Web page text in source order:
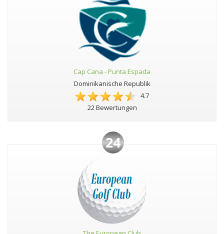
Cap Cana - Punta Espada
Dominikanische Republik
4.7
22 Bewertungen
24